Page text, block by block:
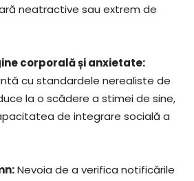
neatractive sau extrem de
corporală și anxietate:
cu standardele nerealiste de
la o scădere a stimei de sine,
de integrare socială a
Nevoia de a verifica notificările